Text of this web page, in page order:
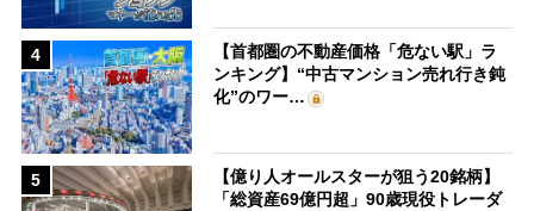
4
【首都圏の不動産価格「危ない駅」ラ
ンキング】“中古マンション売れ行き鈍
化”のワー…
5
【億り人オールスターが狙う20銘柄】
「総資産69億円超」90歳現役トレーダ